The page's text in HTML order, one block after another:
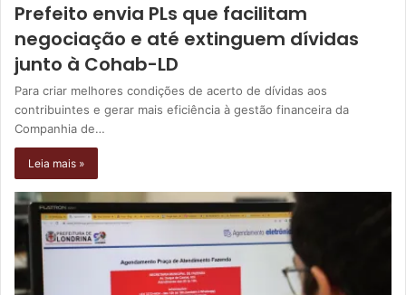
Prefeito envia PLs que facilitam
negociação e até extinguem dívidas
junto à Cohab-LD
Para criar melhores condições de acerto de dívidas aos
contribuintes e gerar mais eficiência à gestão financeira da
Companhia de…
Leia mais »